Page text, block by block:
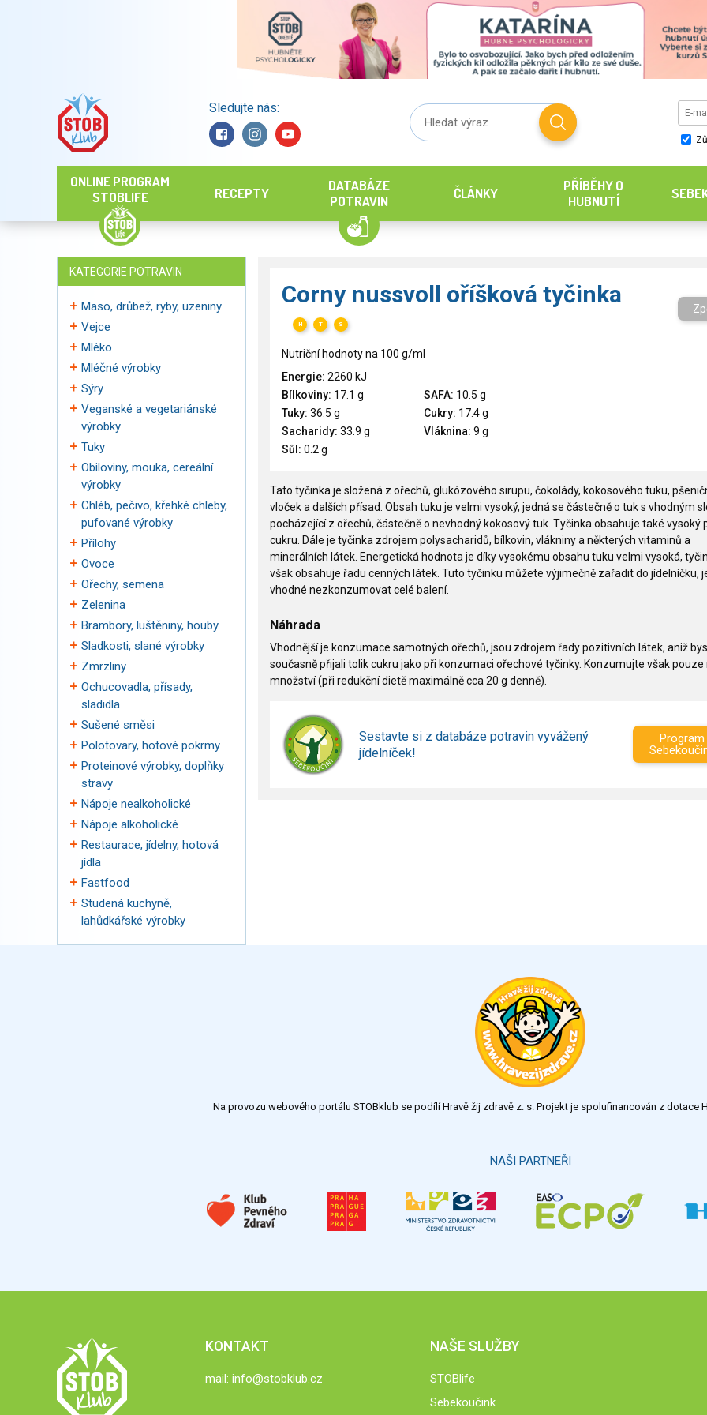
Sledujte nás:
ONLINE PROGRAM
STOBLIFE
RECEPTY
DATABÁZE
POTRAVIN
ČLÁNKY
PŘÍBĚHY O
HUBNUTÍ
KATEGORIE POTRAVIN
Maso, drůbež, ryby, uzeniny
Vejce
Mléko
Mléčné výrobky
Sýry
Veganské a vegetariánské
výrobky
Tuky
Obiloviny, mouka, cereální
výrobky
Chléb, pečivo, křehké chleby,
pufované výrobky
Přílohy
Ovoce
Ořechy, semena
Zelenina
Brambory, luštěniny, houby
Sladkosti, slané výrobky
Zmrzliny
Ochucovadla, přísady,
sladidla
Sušené směsi
Polotovary, hotové pokrmy
Proteinové výrobky, doplňky
stravy
Nápoje nealkoholické
Nápoje alkoholické
Restaurace, jídelny, hotová
jídla
Fastfood
Studená kuchyně,
lahůdkářské výrobky
Corny nussvoll oříšková tyčinka
H T S
Nutriční hodnoty na 100 g/ml
Energie: 2260 kJ
Bílkoviny: 17.1 g SAFA: 10.5 g
Tuky: 36.5 g Cukry: 17.4 g
Sacharidy: 33.9 g Vláknina: 9 g
Sůl: 0.2 g
Tato tyčinka je složená z ořechů, glukózového sirupu, čokolády, kokosového tuku,
vloček a dalších přísad. Obsah tuku je velmi vysoký, jedná se částečně o tuk s vhodným
pocházející z ořechů, částečně o nevhodný kokosový tuk. Tyčinka obsahuje také vysoký
cukru. Dále je tyčinka zdrojem polysacharidů, bílkovin, vlákniny a některých vitaminů a
minerálních látek. Energetická hodnota je díky vysokému obsahu tuku velmi vysoká,
však obsahuje řadu cenných látek. Tuto tyčinku můžete výjimečně zařadit do jídelníčku,
vhodné nezkonzumovat celé balení.
Náhrada
Vhodnější je konzumace samotných ořechů, jsou zdrojem řady pozitivních látek, aniž
současně přijali tolik cukru jako při konzumaci ořechové tyčinky. Konzumujte však pouze
množství (při redukční dietě maximálně cca 20 g denně).
Sestavte si z databáze potravin vyvážený
jídelníček!
Program
Na provozu webového portálu STOBklub se podílí Hravě žij zdravě z. s. Projekt je spolufinancován z dotace
NAŠI PARTNEŘI
KONTAKT
mail: info@stobklub.cz
NAŠE SLUŽBY
STOBlife
Sebekoučink